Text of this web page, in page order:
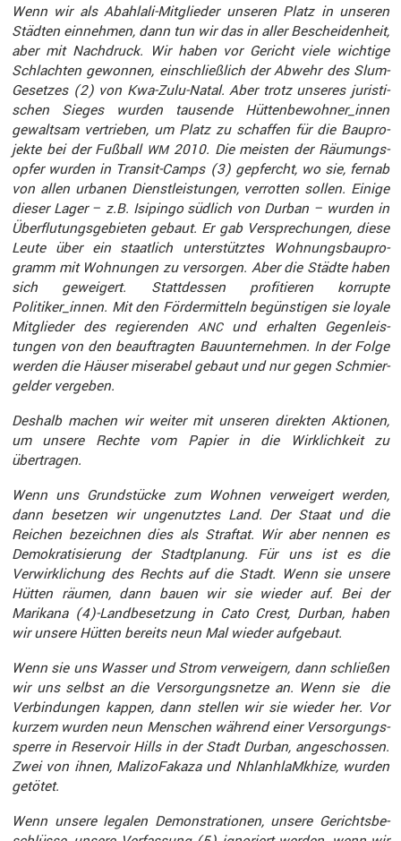
Wenn wir als Abahlali-Mitglieder unseren Platz in unseren
Städten einnehmen, dann tun wir das in aller Beschei­den­heit,
aber mit Nachdruck. Wir haben vor Gericht viele wichtige
Schlachten gewonnen, einschließ­lich der Abwehr des Slum-
Gesetzes (2) von Kwa-Zulu-Natal. Aber trotz unseres juris­ti­
schen Sieges wurden tausende Hüttenbewohner_innen
gewaltsam vertrieben, um Platz zu schaffen für die Baupro­
jekte bei der Fußball WM2010. Die meisten der Räumungs­
opfer wurden in Transit-Camps (3) gepfercht, wo sie, fernab
von allen urbanen Dienst­leis­tungen, verrotten sollen. Einige
dieser Lager – z.B. Isipingo südlich von Durban – wurden in
Überflu­tungs­ge­bieten gebaut. Er gab Verspre­chungen, diese
Leute über ein staat­lich unter­stütztes Wohnungs­bau­pro­
gramm mit Wohnungen zu versorgen. Aber die Städte haben
sich gewei­gert. Statt­dessen profi­tieren korrupte
Politiker_innen. Mit den Förder­mit­teln begüns­tigen sie loyale
Mitglieder des regie­renden ANCund erhalten Gegen­leis­
tungen von den beauf­tragten Bauun­ter­nehmen. In der Folge
werden die Häuser miserabel gebaut und nur gegen Schmier­
gelder vergeben.
Deshalb machen wir weiter mit unseren direkten Aktionen,
um unsere Rechte vom Papier in die Wirklich­keit zu
übertragen.
Wenn uns Grund­stücke zum Wohnen verwei­gert werden,
dann besetzen wir ungenutztes Land. Der Staat und die
Reichen bezeichnen dies als Straftat. Wir aber nennen es
Demokra­ti­sie­rung der Stadt­pla­nung. Für uns ist es die
Verwirk­li­chung des Rechts auf die Stadt. Wenn sie unsere
Hütten räumen, dann bauen wir sie wieder auf. Bei der
Marikana (4)-Landbesetzung in Cato Crest, Durban, haben
wir unsere Hütten bereits neun Mal wieder aufge­baut.
Wenn sie uns Wasser und Strom verwei­gern, dann schließen
wir uns selbst an die Versor­gungs­netze an. Wenn sie die
Verbin­dungen kappen, dann stellen wir sie wieder her. Vor
kurzem wurden neun Menschen während einer Versor­gungs­
sperre in Reser­voir Hills in der Stadt Durban, angeschossen.
Zwei von ihnen, MalizoF­akaza und NhlanhlaMkhize, wurden
getötet.
Wenn unsere legalen Demons­tra­tionen, unsere Gerichts­be­